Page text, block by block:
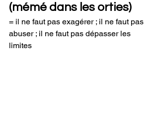
(mémé dans les orties)
= il ne faut pas exagérer ; il ne faut pas
abuser ; il ne faut pas dépasser les
limites